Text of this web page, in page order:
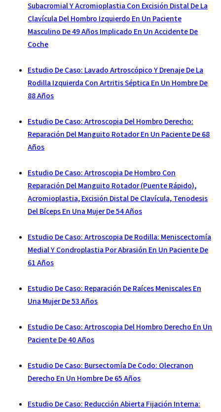
Subacromial Y Acromioplastia Con Excisión Distal De La
Clavícula Del Hombro Izquierdo En Un Paciente
Masculino De 49 Años Implicado En Un Accidente De
Coche
Estudio De Caso: Lavado Artroscópico Y Drenaje De La
Rodilla Izquierda Con Artritis Séptica En Un Hombre De
88 Años
Estudio De Caso: Artroscopia Del Hombro Derecho:
Reparación Del Manguito Rotador En Un Paciente De 68
Años
Estudio De Caso: Artroscopia De Hombro Con
Reparación Del Manguito Rotador (puente Rápido),
Acromioplastia, Excisión Distal De Clavícula, Tenodesis
Del Bíceps En Una Mujer De 54 Años
Estudio De Caso: Artroscopia De Rodilla: Meniscectomía
Medial Y Condroplastia Por Abrasión En Un Paciente De
61 Años
Estudio De Caso: Reparación De Raíces Meniscales En
Una Mujer De 53 Años
Estudio De Caso: Artroscopia Del Hombro Derecho En Un
Paciente De 40 Años
Estudio De Caso: Bursectomía De Codo: Olecranon
Derecho En Un Hombre De 65 Años
Estudio De Caso: Reducción Abierta Fijación Interna: